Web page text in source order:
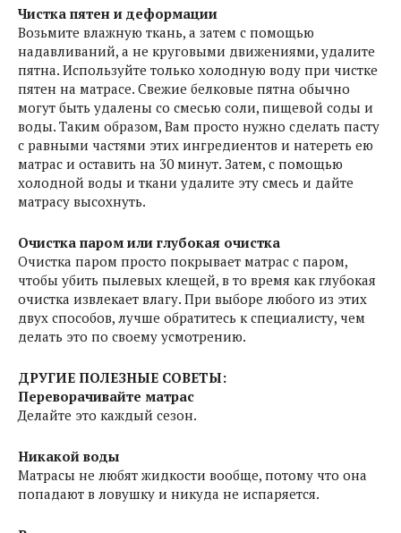
Чистка пятен и деформации
Возьмите влажную ткань, а затем с помощью
надавливаний, а не круговыми движениями, удалите
пятна. Используйте только холодную воду при чистке
пятен на матрасе. Свежие белковые пятна обычно
могут быть удалены со смесью соли, пищевой соды и
воды. Таким образом, Вам просто нужно сделать пасту
с равными частями этих ингредиентов и натереть ею
матрас и оставить на 30 минут. Затем, с помощью
холодной воды и ткани удалите эту смесь и дайте
матрасу высохнуть.
Очистка паром или глубокая очистка
Очистка паром просто покрывает матрас с паром,
чтобы убить пылевых клещей, в то время как глубокая
очистка извлекает влагу. При выборе любого из этих
двух способов, лучше обратитесь к специалисту, чем
делать это по своему усмотрению.
ДРУГИЕ ПОЛЕЗНЫЕ СОВЕТЫ:
Переворачивайте матрас
Делайте это каждый сезон.
Никакой воды
Матрасы не любят жидкости вообще, потому что она
попадают в ловушку и никуда не испаряется.